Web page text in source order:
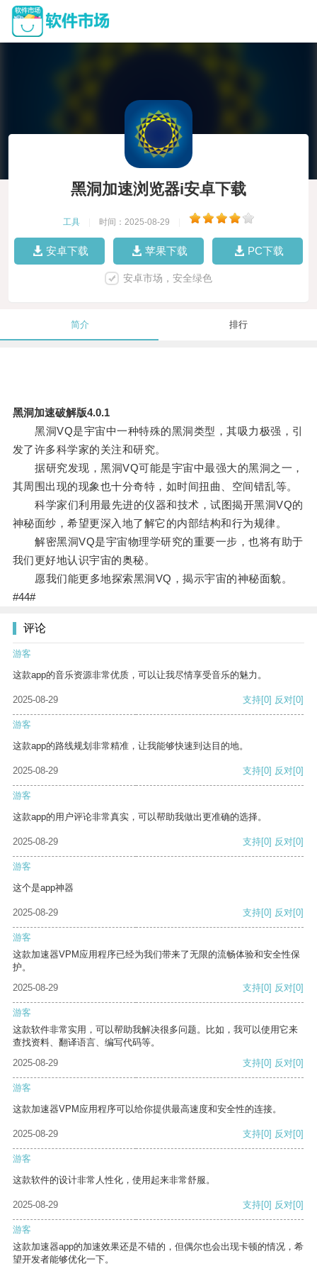
黑洞加速浏览器i安卓下载
工具 时间：2025-08-29
安卓下载 苹果下载 PC下载
安卓市场，安全绿色
简介 排行
黑洞加速破解版4.0.1
黑洞VQ是宇宙中一种特殊的黑洞类型，其吸力极强，引
发了许多科学家的关注和研究。
据研究发现，黑洞VQ可能是宇宙中最强大的黑洞之一，
其周围出现的现象也十分奇特，如时间扭曲、空间错乱等。
科学家们利用最先进的仪器和技术，试图揭开黑洞VQ的
神秘面纱，希望更深入地了解它的内部结构和行为规律。
解密黑洞VQ是宇宙物理学研究的重要一步，也将有助于
我们更好地认识宇宙的奥秘。
愿我们能更多地探索黑洞VQ，揭示宇宙的神秘面貌。
#44#
评论
游客
这款app的音乐资源非常优质，可以让我尽情享受音乐的魅力。
2025-08-29 支持[0] 反对[0]
游客
这款app的路线规划非常精准，让我能够快速到达目的地。
2025-08-29 支持[0] 反对[0]
游客
这款app的用户评论非常真实，可以帮助我做出更准确的选择。
2025-08-29 支持[0] 反对[0]
游客
这个是app神器
2025-08-29 支持[0] 反对[0]
游客
这款加速器VPM应用程序已经为我们带来了无限的流畅体验和安全性保
护。
2025-08-29
支持[0] 反对[0]
游客
这款软件非常实用，可以帮助我解决很多问题。比如，我可以使用它来
查找资料、翻译语言、编写代码等。
2025-08-29
支持[0] 反对[0]
游客
这款加速器VPM应用程序可以给你提供最高速度和安全性的连接。
2025-08-29 支持[0] 反对[0]
游客
这款软件的设计非常人性化，使用起来非常舒服。
2025-08-29 支持[0] 反对[0]
游客
这款加速器app的加速效果还是不错的，但偶尔也会出现卡顿的情况，希
望开发者能够优化一下。